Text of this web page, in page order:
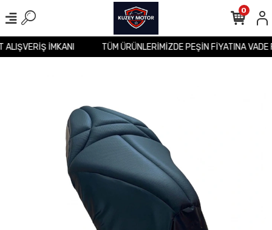
ALIŞVERİŞ İMKANI TÜM ÜRÜNLERİMİZDE PEŞİN FİYATINA
0